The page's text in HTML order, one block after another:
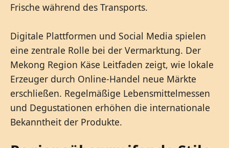
Frische während des Transports.
Digitale Plattformen und Social Media spielen
eine zentrale Rolle bei der Vermarktung. Der
Mekong Region Käse Leitfaden zeigt, wie lokale
Erzeuger durch Online-Handel neue Märkte
erschließen. Regelmäßige Lebensmittelmessen
und Degustationen erhöhen die internationale
Bekanntheit der Produkte.